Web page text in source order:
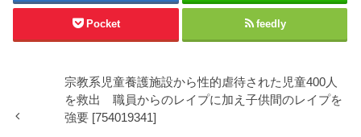
Pocket feedly
宗教系児童養護施設から性的虐待された児童400人
を救出 職員からのレイプに加え子供間のレイプを
強要 [754019341]